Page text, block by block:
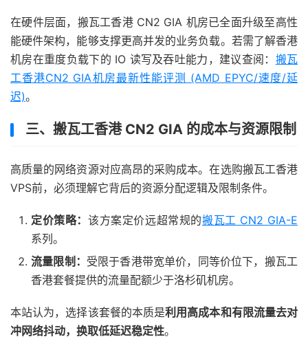
在硬件层面，搬瓦工香港 CN2 GIA 机房已全面升级至高性
能硬件架构，能够支撑更高并发的业务负载。若需了解香港
机房在重度负载下的 IO 读写及吞吐能力，建议查阅： 搬瓦
工香港CN2 GIA机房最新性能评测 (AMD EPYC/速度/延
迟)。
三、搬瓦工香港 CN2 GIA 的成本与资源限制
高质量的网络资源对应高昂的采购成本。在选购搬瓦工香港
VPS前，必须理解它背后的资源分配逻辑及限制条件。
定价策略： 该方案定价远超常规的搬瓦工 CN2 GIA-E
系列。
流量限制： 受限于香港带宽单价，同等价位下，搬瓦工
香港套餐提供的流量配额少于洛杉矶机房。
本站认为，选择该套餐的本质是利用高成本和有限流量去对
冲网络抖动，换取低延迟稳定性。